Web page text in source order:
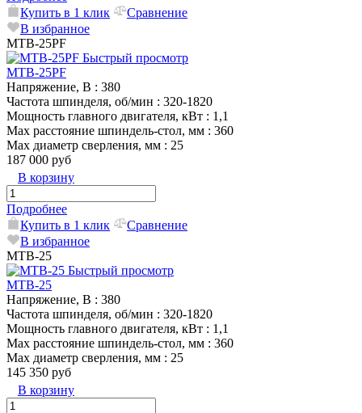
Купить в 1 клик
Сравнение
В избранное
MTB-25PF
Быстрый просмотр
MTB-25PF
Напряжение, В : 380
Частота шпинделя, об/мин : 320-1820
Мощность главного двигателя, кВт : 1,1
Max расстояние шпиндель-стол, мм : 360
Max диаметр сверления, мм : 25
187 000 руб
В корзину
Подробнее
Купить в 1 клик
Сравнение
В избранное
MTB-25
Быстрый просмотр
MTB-25
Напряжение, В : 380
Частота шпинделя, об/мин : 320-1820
Мощность главного двигателя, кВт : 1,1
Max расстояние шпиндель-стол, мм : 360
Max диаметр сверления, мм : 25
145 350 руб
В корзину